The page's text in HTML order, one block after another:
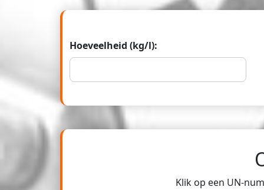
Hoeveelheid (kg/l):
Klik op een UN-